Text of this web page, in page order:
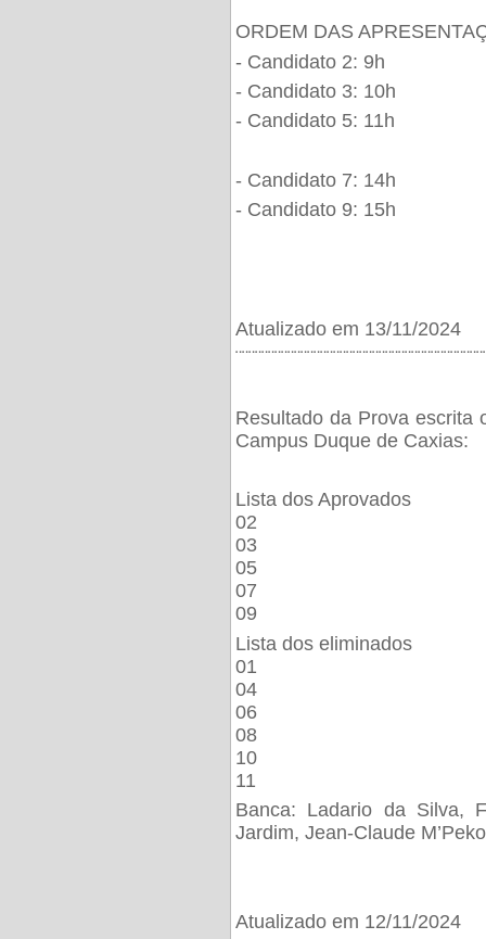
ORDEM DAS
- Candidato 2: 9h
- Candidato 3: 10h
- Candidato 5: 11h
- Candidato 7: 14h
- Candidato 9: 15h
Atualizado em 13/11/2024
Resultado da Prova escrita
Campus Duque de Caxias:
Lista dos Aprovados
02
03
05
07
09
Lista dos eliminados
01
04
06
08
10
11
Banca: Ladario da Silva,
Jardim, Jean-Claude M’Peko
Atualizado em 12/11/2024